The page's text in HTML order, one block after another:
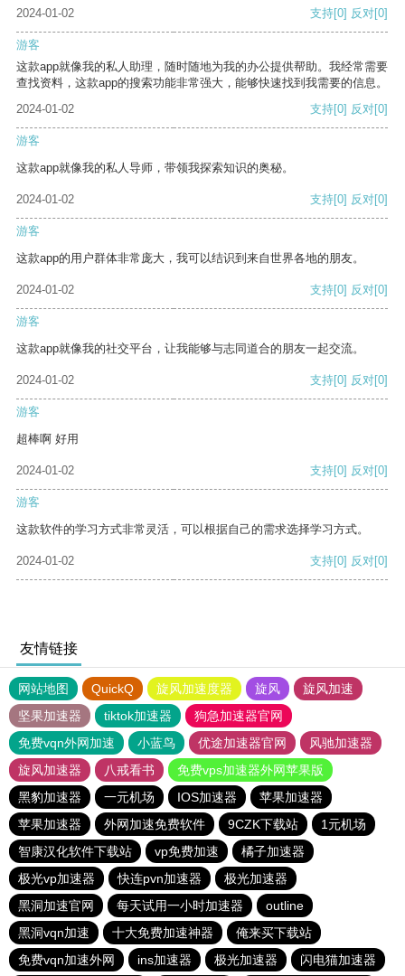
2024-01-02
支持[0] 反对[0]
游客
这款app就像我的私人助理，随时随地为我的办公提供帮助。我经常需要
查找资料，这款app的搜索功能非常强大，能够快速找到我需要的信息。
2024-01-02
支持[0] 反对[0]
游客
这款app就像我的私人导师，带领我探索知识的奥秘。
2024-01-02 支持[0] 反对[0]
游客
这款app的用户群体非常庞大，我可以结识到来自世界各地的朋友。
2024-01-02 支持[0] 反对[0]
游客
这款app就像我的社交平台，让我能够与志同道合的朋友一起交流。
2024-01-02 支持[0] 反对[0]
游客
超棒啊 好用
2024-01-02 支持[0] 反对[0]
游客
这款软件的学习方式非常灵活，可以根据自己的需求选择学习方式。
2024-01-02 支持[0] 反对[0]
友情链接
网站地图 QuickQ 旋风加速度器 旋风
旋风加速
坚果加速器
tiktok加速器
狗急加速器官网
免费vqn外网加速
小蓝鸟 优途加速器官网
风驰加速器
旋风加速器
八戒看书
免费vps加速器外网苹果版
黑豹加速器
一元机场 IOS加速器
苹果加速器
苹果加速器
外网加速免费软件 9CZK下载站
1元机场
智康汉化软件下载站
vp免费加速
橘子加速器
极光vp加速器
快连pvn加速器
极光加速器
黑洞加速官网
每天试用一小时加速器
outline
黑洞vqn加速
十大免费加速神器
俺来买下载站
免费vqn加速外网
ins加速器 极光加速器 闪电猫加速器